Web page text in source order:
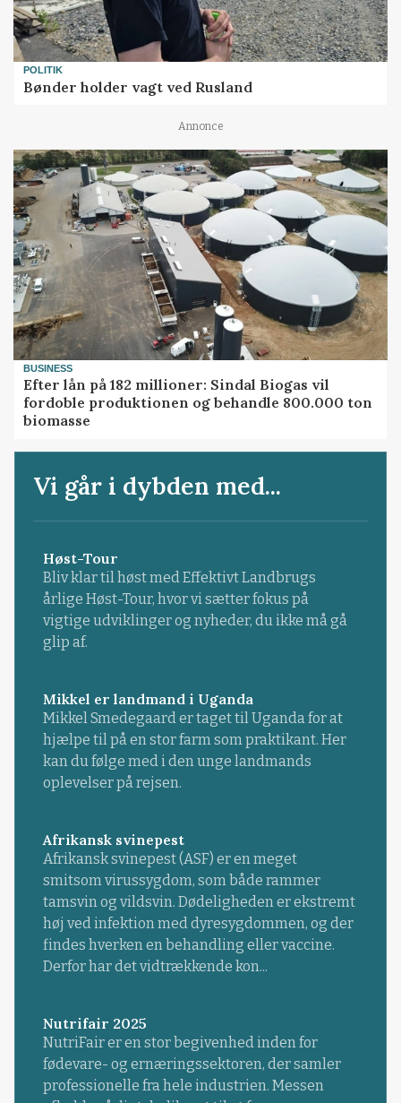
POLITIK
Bønder holder vagt ved Rusland
Annonce
BUSINESS
Efter lån på 182 millioner: Sindal Biogas vil
fordoble produktionen og behandle 800.000 ton
biomasse
Vi går i dybden med...
Høst-Tour
Bliv klar til høst med Effektivt Landbrugs
årlige Høst-Tour, hvor vi sætter fokus på
vigtige udviklinger og nyheder, du ikke må gå
glip af.
Mikkel er landmand i Uganda
Mikkel Smedegaard er taget til Uganda for at
hjælpe til på en stor farm som praktikant. Her
kan du følge med i den unge landmands
oplevelser på rejsen.
Afrikansk svinepest
Afrikansk svinepest (ASF) er en meget
smitsom virussygdom, som både rammer
tamsvin og vildsvin. Dødeligheden er ekstremt
høj ved infektion med dyresygdommen, og der
findes hverken en behandling eller vaccine.
Derfor har det vidtrækkende kon...
Nutrifair 2025
NutriFair er en stor begivenhed inden for
fødevare- og ernæringssektoren, der samler
professionelle fra hele industrien. Messen